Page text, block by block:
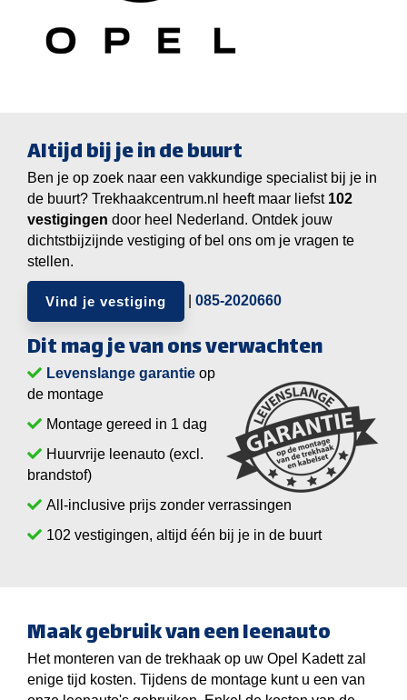
Altijd bij je in de buurt
Ben je op zoek naar een vakkundige specialist bij je in
de buurt? Trekhaakcentrum.nl heeft maar liefst
vestigingen door heel Nederland. Ontdek jouw
dichtstbijzijnde vestiging of bel ons om je vragen te
stellen.
Vind je vestiging 085-2020660
Dit mag je van ons verwachten
Levenslange garantie op
de montage
Montage gereed in 1 dag
Huurvrije leenauto (excl.
brandstof)
All-inclusive prijs zonder verrassingen
vestigingen, altijd één bij je in de buurt
Maak gebruik van een leenauto
Het monteren van de trekhaak op uw Opel Kadett zal
enige tijd kosten. Tijdens de montage kunt u een van